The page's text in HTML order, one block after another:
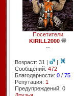
Посетители
KIRILL2000
--
Возраст: 31 |
|
Сообщений: 472
Благодарности: 0/ 75
Репутация: 1
Предупреждений: 0